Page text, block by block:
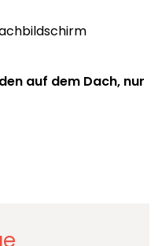
auf dem Dach, nur